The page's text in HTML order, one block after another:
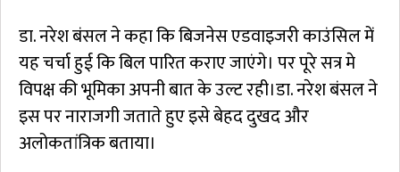
डा. नरेश बंसल ने कहा कि बिजनेस एडवाइजरी काउंसिल में
यह चर्चा हुई कि बिल पारित कराए जाएंगे। पर पूरे सत्र मे
विपक्ष की भूमिका अपनी बात के उल्ट रही।डा. नरेश बंसल ने
इस पर नाराजगी जताते हुए इसे बेहद दुखद और
अलोकतांत्रिक बताया।